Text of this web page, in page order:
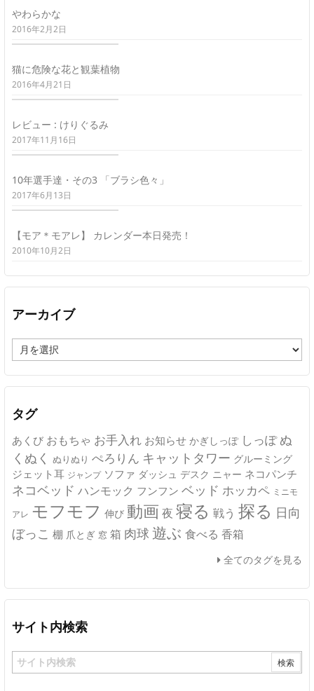
やわらかな
2016年2月2日
猫に危険な花と観葉植物
2016年4月21日
レビュー : けりぐるみ
2017年11月16日
10年選手達・その3 「ブラシ色々」
2017年6月13日
【モア＊モアレ】 カレンダー本日発売！
2010年10月2日
アーカイブ
ー
カ
イ
タグ
あくび おもちゃ お手入れ お知らせ かぎしっぽ しっぽ ぬ
くぬく ぬりぬり ぺろりん キャットタワー グルーミング
ジェット耳 ジャンプ ソファ ダッシュ デスク ニャー ネコパンチ
ネコベッド ハンモック フンフン ベッド ホッカペ ミニモ
アレ モフモフ 伸び 動画 夜 寝る 戦う 探る 日向
ぼっこ 棚 爪とぎ 窓 箱 肉球 遊ぶ 食べる 香箱
全てのタグを見る
サイト内検索